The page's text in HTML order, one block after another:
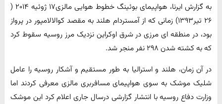
به گزارش ایرنا، هواپیمای بوئینگ خطوط هوایی مالزی۱۷ ژوئیه ۲۰۱۴ (
۲۶ تیر۱۳۹۳) زمانی که از آمستردام هلند به مقصد کوالالامپور در پرواز
بود، در منطقه ای مرزی در شرق اوکراین نزدیک مرز روسیه سقوط کرد
که به کشته شدن ۲۹۸ نفر منجر شد.
در آن زمان، هلند و استرالیا به طور مستقیم و آشکار روسیه را عامل
شلیک موشک به سوی هواپیمای مسافربری مالزی معرفی کردند اما
وزارت دفاع روسیه با انتشار گزارشی درسال جاری اعلام کرد این موشک